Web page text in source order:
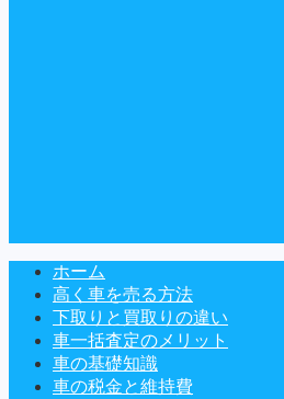
ホーム
高く車を売る方法
下取りと買取りの違い
車一括査定のメリット
車の基礎知識
車の税金と維持費